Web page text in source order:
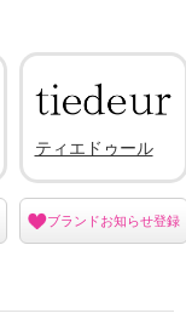
ティエドゥール
ブランドお知らせ登録